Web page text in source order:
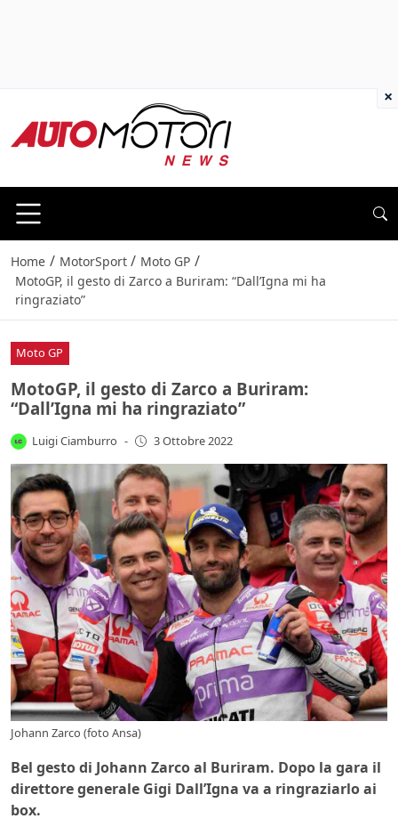
Home / MotorSport / Moto GP /
MotoGP, il gesto di Zarco a Buriram: “Dall’Igna mi ha
ringraziato”
Moto GP
MotoGP, il gesto di Zarco a Buriram:
“Dall’Igna mi ha ringraziato”
Luigi Ciamburro - 3 Ottobre 2022
Johann Zarco (foto Ansa)
Bel gesto di Johann Zarco al Buriram. Dopo la gara il
direttore generale Gigi Dall’Igna va a ringraziarlo ai
box.
×